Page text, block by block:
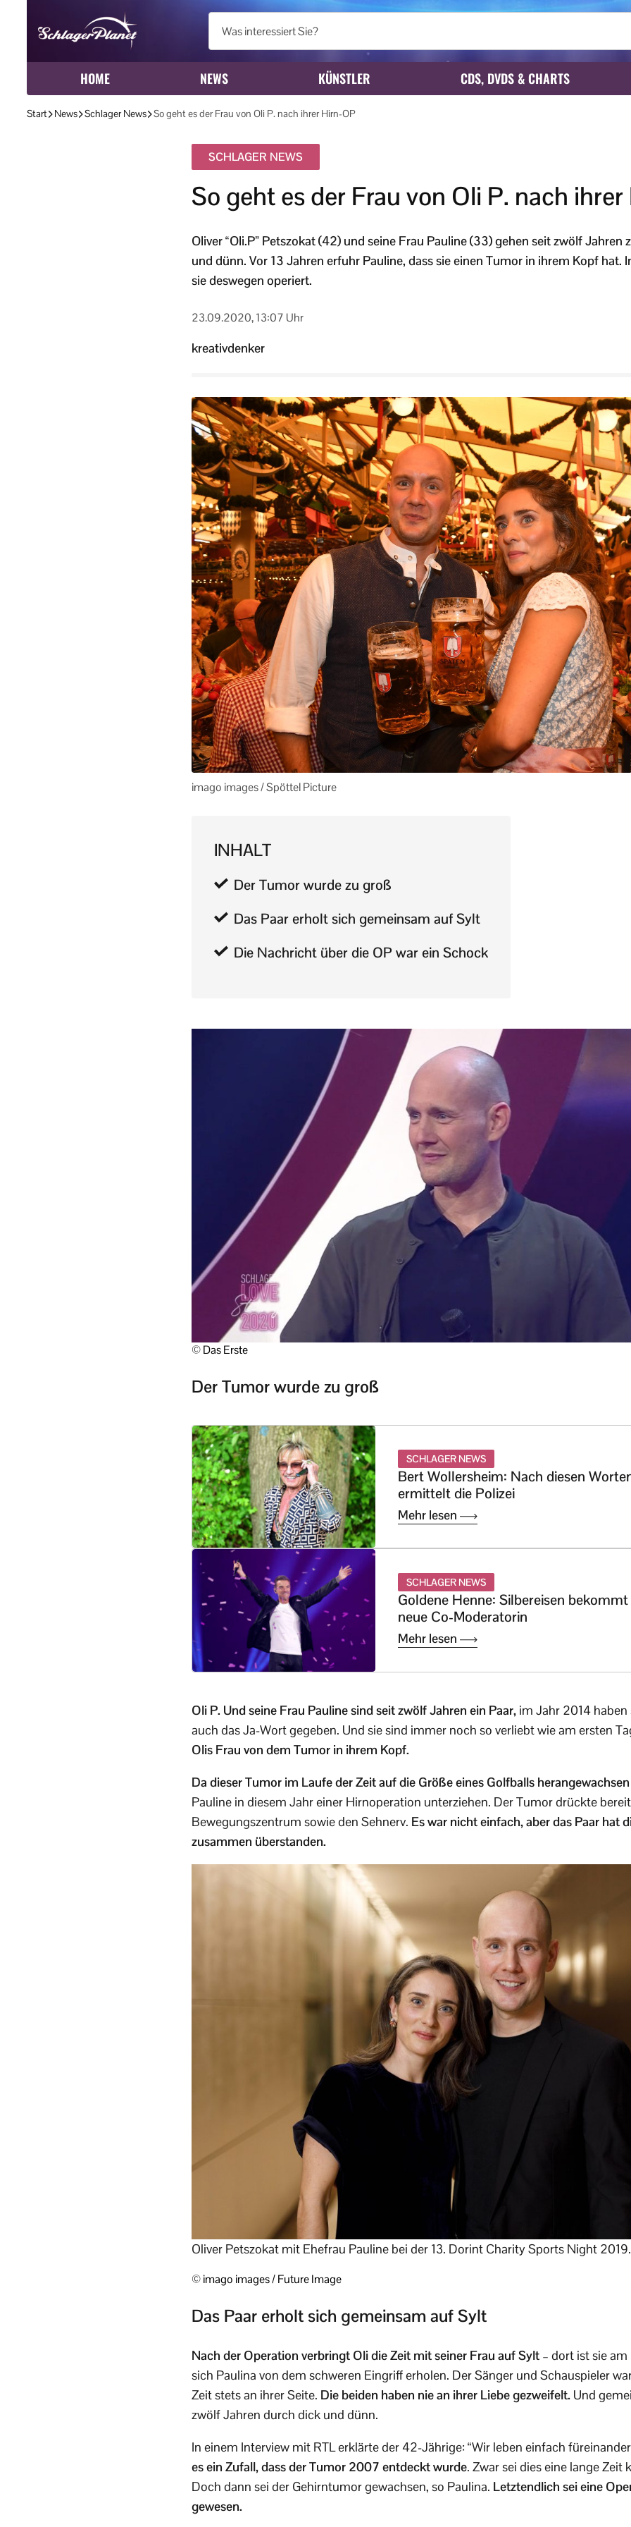
HOME NEWS KÜNSTLER CDS, DVDS & CHARTS
Start News Schlager News So geht es der Frau von Oli P. nach ihrer Hirn-OP
SCHLAGER NEWS
So geht es der Frau von Oli P. nach
Oliver “Oli.P” Petszokat (42) und seine Frau Pauline (33) gehen seit zwölf
und dünn. Vor 13 Jahren erfuhr Pauline, dass sie einen Tumor in ihrem Kopf hat.
sie deswegen operiert.
23.09.2020, 13:07 Uhr
kreativdenker
imago images / Spöttel Picture
INHALT
Der Tumor wurde zu groß
Das Paar erholt sich gemeinsam auf Sylt
Die Nachricht über die OP war ein Schock
© Das Erste
Der Tumor wurde zu groß
SCHLAGER NEWS
Bert Wollersheim: Nach diesen
ermittelt die Polizei
Mehr lesen
SCHLAGER NEWS
Goldene Henne: Silbereisen bekommt
neue Co-Moderatorin
Mehr lesen
Oli P. Und seine Frau Pauline sind seit zwölf Jahren ein Paar, im Jahr 2014
auch das Ja-Wort gegeben. Und sie sind immer noch so verliebt wie am ersten
Olis Frau von dem Tumor in ihrem Kopf.
Da dieser Tumor im Laufe der Zeit auf die Größe eines Golfballs
Pauline in diesem Jahr einer Hirnoperation unterziehen. Der Tumor drückte
Bewegungszentrum sowie den Sehnerv. Es war nicht einfach, aber das Paar hat
zusammen überstanden.
Oliver Petszokat mit Ehefrau Pauline bei der 13. Dorint Charity Sports Night 2019.
© imago images / Future Image
Das Paar erholt sich gemeinsam auf Sylt
Nach der Operation verbringt Oli die Zeit mit seiner Frau auf Sylt – dort ist sie
sich Paulina von dem schweren Eingriff erholen. Der Sänger und Schauspieler
Zeit stets an ihrer Seite. Die beiden haben nie an ihrer Liebe gezweifelt. Und
zwölf Jahren durch dick und dünn.
In einem Interview mit RTL erklärte der 42-Jährige: “Wir leben einfach
es ein Zufall, dass der Tumor 2007 entdeckt wurde. Zwar sei dies eine lange Zeit
Doch dann sei der Gehirntumor gewachsen, so Paulina. Letztendlich sei eine
gewesen.